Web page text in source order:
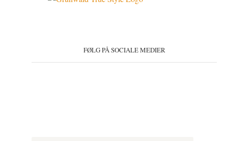
FØLG PÅ SOCIALE MEDIER